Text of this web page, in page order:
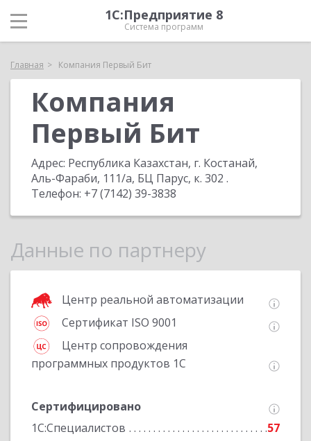
1С:Предприятие 8
Система программ
Главная Компания Первый Бит
Компания
Первый Бит
Адрес: Республика Казахстан, г. Костанай,
Аль-Фараби, 111/а, БЦ Парус, к. 302 .
Телефон: +7 (7142) 39-3838
Данные по партнеру
Центр реальной автоматизации
Сертификат ISO 9001
Центр сопровождения
программных продуктов 1С
Сертифицировано
1С:Специалистов
57